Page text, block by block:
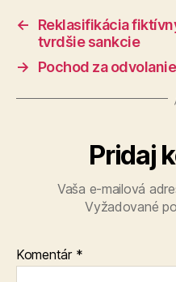
←
Reklasifikácia
tvrdšie sankcie
→
Pochod za
Pridaj
Vaša e-mailová
Vyžadované
Komentár *